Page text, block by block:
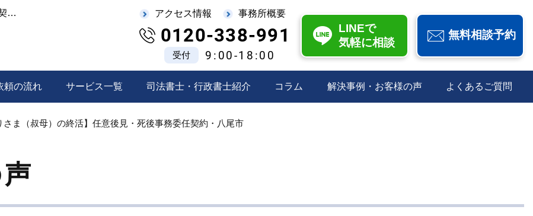
アクセス情報 事務所概要
0120-338-991
受付 9:00-18:00
LINEで
気軽に相談
無料相談予約
【おひとりさま（叔母）の終活】任意後見・死後事務委任契約・八尾市
頼の流れ サービス一覧 司法書士・行政書士紹介 コラム 解決事例・お客様の声 よくあるご質問
さま（叔母）の終活】任意後見・死後事務委任契約・八尾市